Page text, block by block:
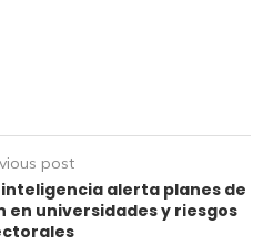
post
inteligencia alerta planes de
universidades y riesgos